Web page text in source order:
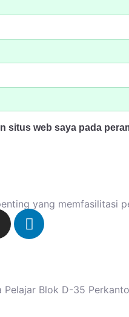
situs web saya pada
yang memfasilitasi
Pelajar Blok D-35